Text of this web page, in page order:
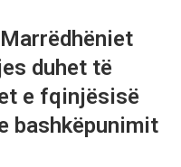
duhet të
e fqinjësisë
bashkëpunimit